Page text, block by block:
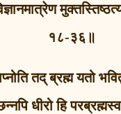
१८-३६॥
तद् ब्रह्म यतो
धीरो हि